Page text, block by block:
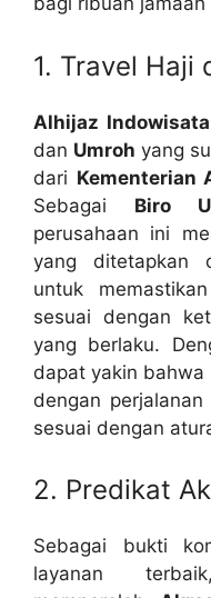
1. Travel Haji
Alhijaz Indowisata
dan Umroh yang
dari Kementerian
Sebagai Biro
perusahaan ini
yang ditetapkan
untuk
sesuai dengan
yang berlaku.
dapat yakin
dengan
sesuai dengan
2. Predikat
Sebagai bukti
layanan